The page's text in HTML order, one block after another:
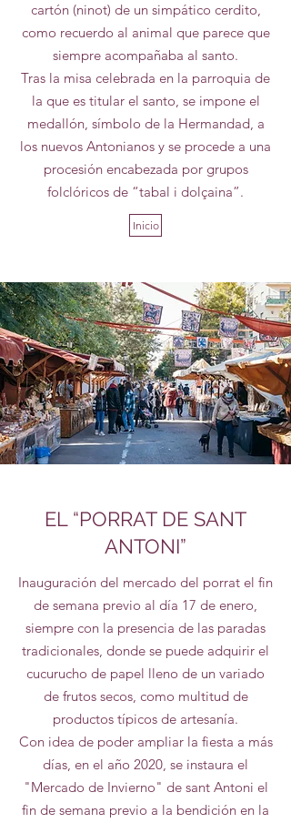
cartón (ninot) de un simpático cerdito,
como recuerdo al animal que parece que
siempre acompañaba al santo.
Tras la misa celebrada en la parroquia de
la que es titular el santo, se impone el
medallón, símbolo de la Hermandad, a
los nuevos Antonianos y se procede a una
procesión encabezada por grupos
folclóricos de “tabal i dolçaina”.
Inicio
EL “PORRAT DE SANT
ANTONI”
Inauguración del mercado del porrat el fin
de semana previo al día 17 de enero,
siempre con la presencia de las paradas
tradicionales, donde se puede adquirir el
cucurucho de papel lleno de un variado
de frutos secos, como multitud de
productos típicos de artesanía.
Con idea de poder ampliar la fiesta a más
días, en el año 2020, se instaura el
"Mercado de Invierno" de sant Antoni el
fin de semana previo a la bendición en la